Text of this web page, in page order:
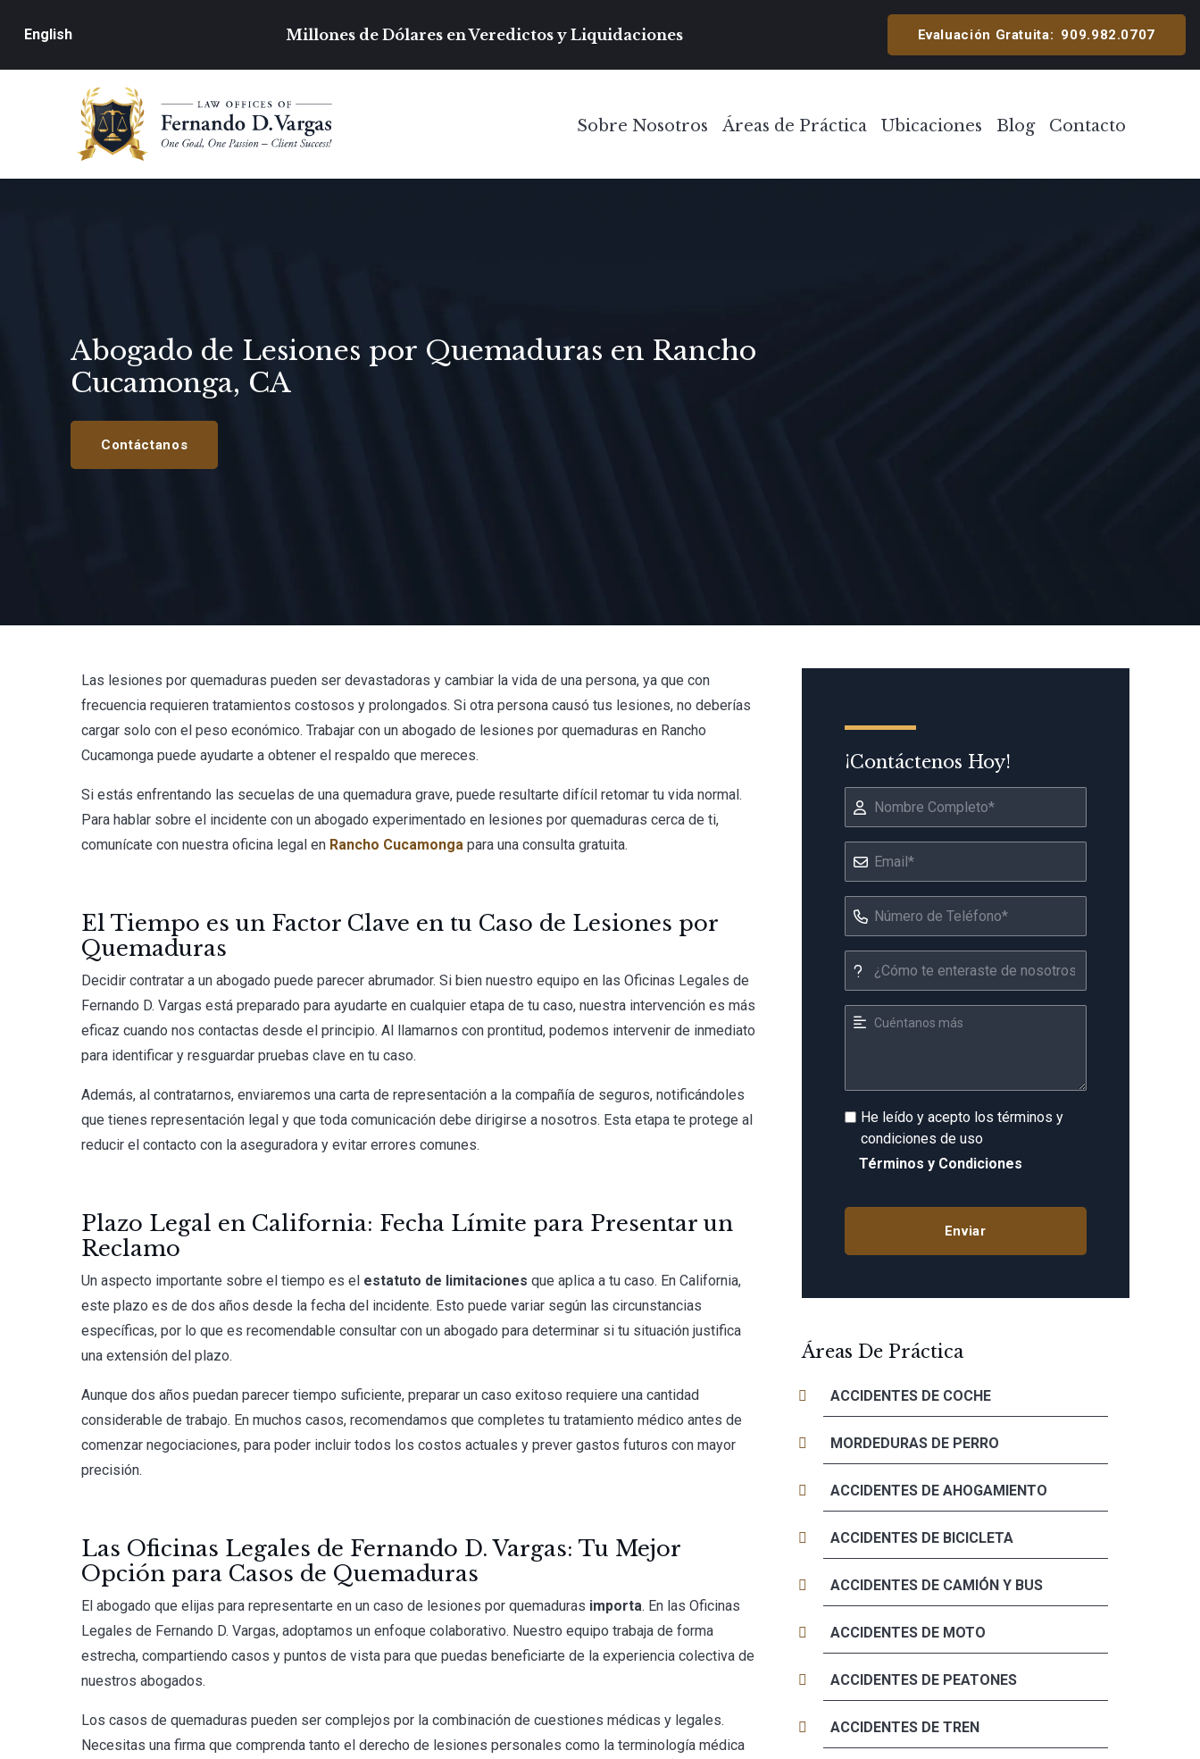
English Millones de Dólares en Veredictos y Liquidaciones Evaluación Gratuita: 909.982.0707
Sobre Nosotros Toggle Menu
Áreas de Práctica Toggle Menu
Ubicaciones Toggle Menu
Blog Contacto
Abogado de Lesiones por Quemaduras en Rancho
Cucamonga, CA
Contáctanos
Las lesiones por quemaduras pueden ser devastadoras y cambiar la vida de una persona, ya que con
frecuencia requieren tratamientos costosos y prolongados. Si otra persona causó tus lesiones, no deberías
cargar solo con el peso económico. Trabajar con un abogado de lesiones por quemaduras en Rancho
Cucamonga puede ayudarte a obtener el respaldo que mereces.
Si estás enfrentando las secuelas de una quemadura grave, puede resultarte difícil retomar tu vida normal.
Para hablar sobre el incidente con un abogado experimentado en lesiones por quemaduras cerca de ti,
comunícate con nuestra oficina legal en Rancho Cucamonga para una consulta gratuita.
El Tiempo es un Factor Clave en tu Caso de Lesiones por
Quemaduras
Decidir contratar a un abogado puede parecer abrumador. Si bien nuestro equipo en las Oficinas Legales de
Fernando D. Vargas está preparado para ayudarte en cualquier etapa de tu caso, nuestra intervención es más
eficaz cuando nos contactas desde el principio. Al llamarnos con prontitud, podemos intervenir de inmediato
para identificar y resguardar pruebas clave en tu caso.
Además, al contratarnos, enviaremos una carta de representación a la compañía de seguros, notificándoles
que tienes representación legal y que toda comunicación debe dirigirse a nosotros. Esta etapa te protege al
reducir el contacto con la aseguradora y evitar errores comunes.
Plazo Legal en California: Fecha Límite para Presentar un
Reclamo
Un aspecto importante sobre el tiempo es el estatuto de limitaciones que aplica a tu caso. En California,
este plazo es de dos años desde la fecha del incidente. Esto puede variar según las circunstancias
específicas, por lo que es recomendable consultar con un abogado para determinar si tu situación justifica
una extensión del plazo.
Aunque dos años puedan parecer tiempo suficiente, preparar un caso exitoso requiere una cantidad
considerable de trabajo. En muchos casos, recomendamos que completes tu tratamiento médico antes de
comenzar negociaciones, para poder incluir todos los costos actuales y prever gastos futuros con mayor
precisión.
Las Oficinas Legales de Fernando D. Vargas: Tu Mejor
Opción para Casos de Quemaduras
El abogado que elijas para representarte en un caso de lesiones por quemaduras importa. En las Oficinas
Legales de Fernando D. Vargas, adoptamos un enfoque colaborativo. Nuestro equipo trabaja de forma
estrecha, compartiendo casos y puntos de vista para que puedas beneficiarte de la experiencia colectiva de
nuestros abogados.
Los casos de quemaduras pueden ser complejos por la combinación de cuestiones médicas y legales.
Necesitas una firma que comprenda tanto el derecho de lesiones personales como la terminología médica
¡Contáctenos Hoy!
He leído y acepto los términos y
condiciones de uso
Términos y Condiciones
Áreas De Práctica
ACCIDENTES DE COCHE
MORDEDURAS DE PERRO
ACCIDENTES DE AHOGAMIENTO
ACCIDENTES DE BICICLETA
ACCIDENTES DE CAMIÓN Y BUS
ACCIDENTES DE MOTO
ACCIDENTES DE PEATONES
ACCIDENTES DE TREN